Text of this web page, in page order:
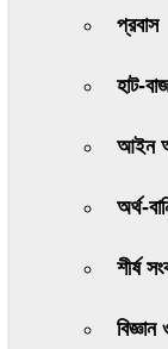
প্রবাস
হাট-
আইন
অর্থ-
শীর্ষ